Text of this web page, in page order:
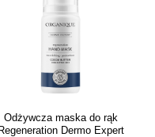
Odżywcza maska do rąk
Regeneration Dermo Expert